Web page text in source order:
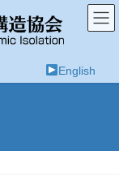
English